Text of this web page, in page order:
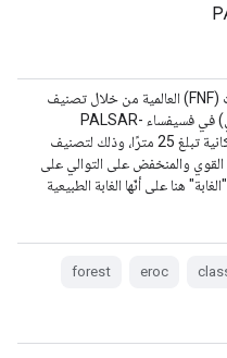
يتم إنشاء خريطة الغابات/غير الغابات (FNF) العالمية من خلال تصنيف
صورة SAR (معامل التشتت الخلفي) في فسيفساء PALSAR-
2/PALSAR SAR العالمية بدقة مكانية تبلغ 25 مترًا، وذلك لتصنيف
والمنخفض على التوالي على
هنا على أنّها الغابة الطبيعية
eroc
forest